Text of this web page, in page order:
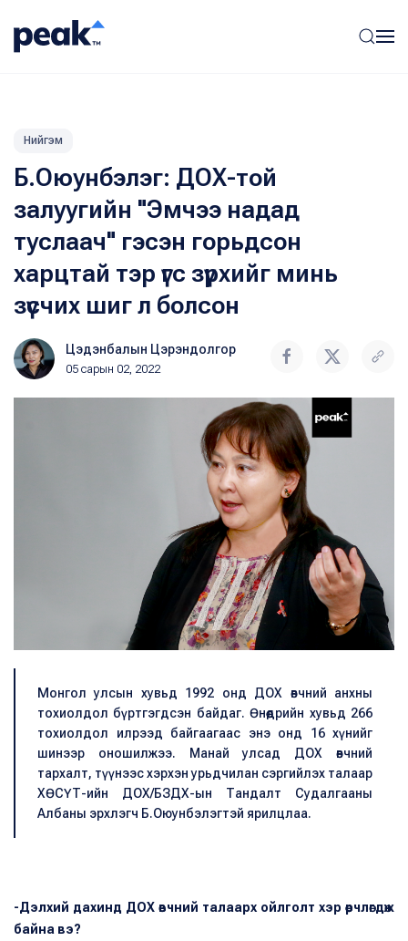
Нийгэм
Б.Оюунбэлэг: ДОХ-той
залуугийн "Эмчээ надад
туслаач" гэсэн горьдсон
харцтай тэр үгс зүрхийг минь
зүсчих шиг л болсон
Цэдэнбалын Цэрэндолгор
05 сарын 02, 2022
Монгол улсын хувьд 1992 онд ДОХ өвчний анхны
тохиолдол бүртгэгдсэн байдаг. Өнөөдрийн хувьд 266
тохиолдол илрээд байгаагаас энэ онд 16 хүнийг
шинээр оношилжээ. Манай улсад ДОХ өвчний
тархалт, түүнээс хэрхэн урьдчилан сэргийлэх талаар
ХӨСҮТ-ийн ДОХ/БЗДХ-ын Тандалт Судалгааны
Албаны эрхлэгч Б.Оюунбэлэгтэй ярилцлаа.
-Дэлхий дахинд ДОХ өвчний талаарх ойлголт хэр өөрчлөгдөж
байна вэ?